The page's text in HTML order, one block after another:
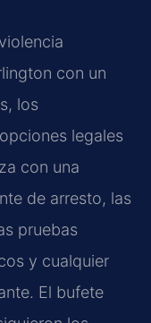
con un
los
legales
con una
de arresto, las
pruebas
y cualquier
El bufete